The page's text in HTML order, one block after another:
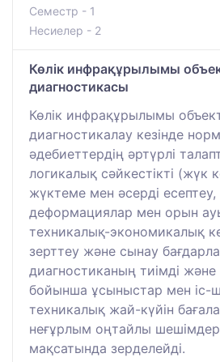
Семестр - 1
Несиелер - 2
Көлік инфрақұрылымы
диагностикасы
Көлік инфрақұрылымы
диагностикалау кезінде
әдебиеттердің әртүрлі
логикалық сәйкестікті (жүк
жүктеме мен әсерді есептеу,
деформациялар мен орын
техникалық-экономикалық
зерттеу және сынау
диагностиканың тиімді және
бойынша ұсыныстар мен іс-
техникалық жай-күйін
неғұрлым оңтайлы
мақсатында зерделейді.